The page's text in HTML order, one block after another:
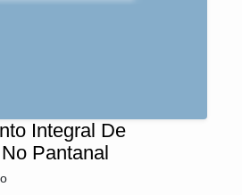
Integral De
Pantanal